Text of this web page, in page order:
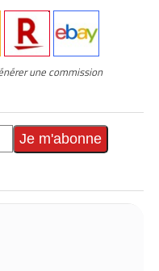
une commission